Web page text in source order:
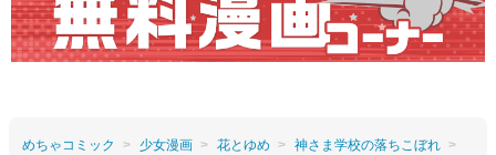
めちゃコミック 少女漫画 花とゆめ
神さま学校の落ちこぼれ